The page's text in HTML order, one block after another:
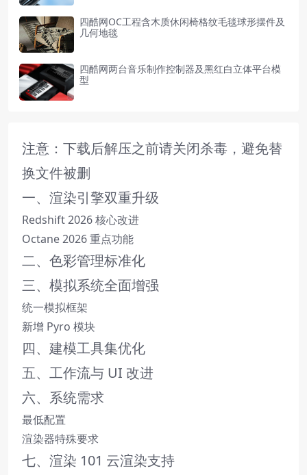
四酷网OC工程含木质休闲椅格纹毛毯球形摆件及
几何地毯
四酷网两台音乐制作控制器及黑红白立体平台模
型
注意：下载后解压之前请关闭杀毒，避免替
换文件被删
一、渲染引擎双重升级
Redshift 2026 核心改进
Octane 2026 重点功能
二、色彩管理标准化
三、模拟系统全面增强
统一模拟框架
新增 Pyro 模块
四、建模工具集优化
五、工作流与 UI 改进
六、系统需求
最低配置
渲染器特殊要求
七、渲染 101 云渲染支持